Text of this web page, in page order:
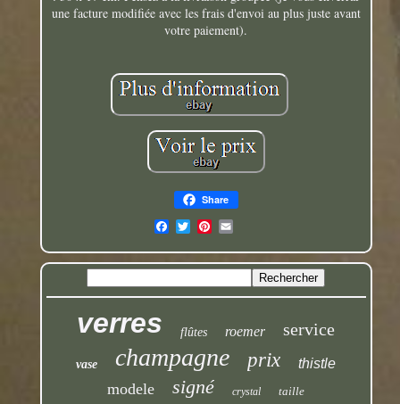
une facture modifiée avec les frais d'envoi au plus juste avant
votre paiement).
Share
verres flûtes roemer service
vase champagne prix thistle
modele signé crystal taille